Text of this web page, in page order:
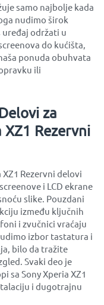
samo najbolje kada
nudimo širok
uređaj održati u
do kućišta,
ponuda obuhvata
ili
za
XZ1 Rezervni
Rezervni delovi
i LCD ekrane
slike. Pouzdani
između ključnih
i zvučnici vraćaju
izbor tastatura i
bilo da tražite
Svaki deo je
sa Sony Xperia XZ1
i dugotrajnu